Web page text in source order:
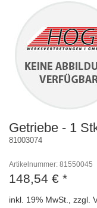
Getriebe - 1
81003074
Artikelnummer: 81550045
148,54 € *
inkl. 19% MwSt., zzgl.